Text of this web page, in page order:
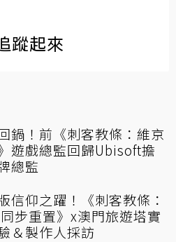
蹤起來
鍋！前《刺客教條：維京
遊戲總監回歸Ubisoft擔
總監
信仰之躍！《刺客教條：
步重置》x澳門旅遊塔實
＆製作人採訪